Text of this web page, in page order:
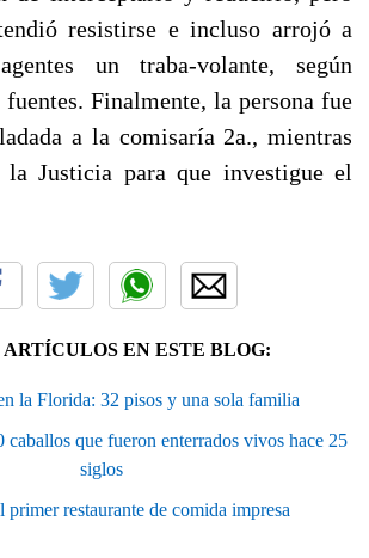
resistirse e incluso arrojó a
un traba-volante, según
Finalmente, la persona fue
a la comisaría 2a., mientras
Justicia para que investigue el
ARTÍCULOS EN ESTE BLOG:
la Florida: 32 pisos y una sola familia
caballos que fueron enterrados vivos hace 25
siglos
primer restaurante de comida impresa